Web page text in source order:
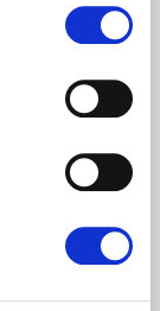
de presse)